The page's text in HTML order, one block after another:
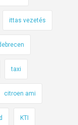
ittas vezetés
taxi
citroen ami
KTI